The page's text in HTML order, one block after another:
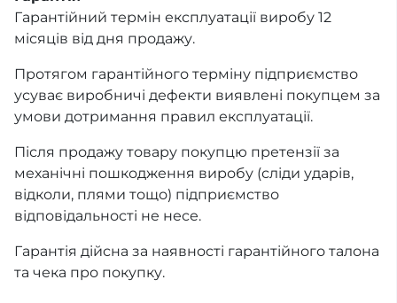
Гарантійний термін експлуатації виробу 12
місяців від дня продажу.
Протягом гарантійного терміну підприємство
усуває виробничі дефекти виявлені покупцем за
умови дотримання правил експлуатації.
Після продажу товару покупцю претензії за
механічні пошкодження виробу (сліди ударів,
відколи, плями тощо) підприємство
відповідальності не несе.
Гарантія дійсна за наявності гарантійного талона
та чека про покупку.